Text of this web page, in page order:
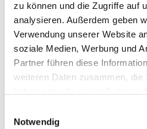
zu können und die Zugriffe auf
analysieren. Außerdem geben
Verwendung unserer Website
soziale Medien, Werbung und
Partner führen diese
weiteren Daten zusammen, die
Notwendig
Verschiedene Statistiken
unterschiedlichen
Grafik zeigt zum Vergleich
Statista, während wir im
Parshipheranziehen, da
Trend hin zu Haushalt,